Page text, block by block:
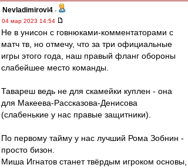
Nevladimirovi4 -
04 мар 2023 14:54
Не в унисон с говнюками-комментаторами с
матч тв, но отмечу, что за три официальные
игры этого года, наш правый фланг обороны
слабейшее место команды.
Тавареш ведь не для скамейки куплен - она
для Макеева-Рассказова-Денисова
(слабенькие у нас правые защитники).
По первому тайму у нас лучший Рома Зобнин -
просто бизон.
Миша Игнатов станет твёрдым игроком основы,